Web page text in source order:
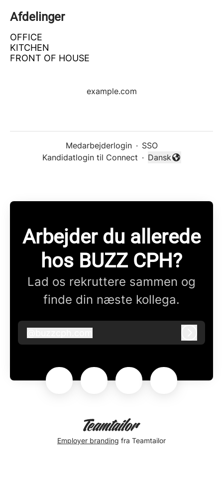
Afdelinger
OFFICE
KITCHEN
FRONT OF HOUSE
example.com
Medarbejderlogin · SSO
Kandidatlogin til Connect ·
Skift sprog
Dansk
Arbejder du allerede
hos BUZZ CPH?
Lad os rekruttere sammen og
finde din næste kollega.
buzzcph.com
Employer branding fra Teamtailor